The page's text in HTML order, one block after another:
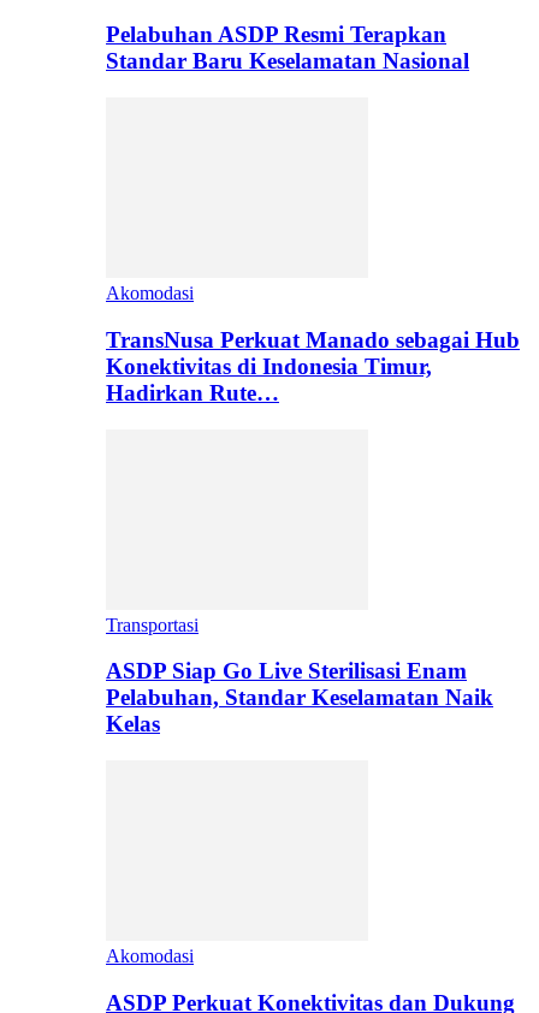
Pelabuhan ASDP Resmi Terapkan
Standar Baru Keselamatan Nasional
Akomodasi
TransNusa Perkuat Manado sebagai Hub
Konektivitas di Indonesia Timur,
Hadirkan Rute…
Transportasi
ASDP Siap Go Live Sterilisasi Enam
Pelabuhan, Standar Keselamatan Naik
Kelas
Akomodasi
ASDP Perkuat Konektivitas dan Dukung